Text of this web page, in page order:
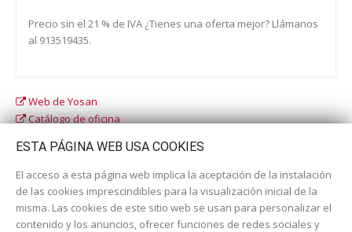
Precio sin el 21 % de IVA ¿Tienes una oferta mejor? Llámanos
al 913519435.
Web de Yosan
Catálogo de oficina
ESTA PÁGINA WEB USA COOKIES
El acceso a esta página web implica la aceptación de la instalación
de las cookies imprescindibles para la visualización inicial de la
misma. Las cookies de este sitio web se usan para personalizar el
contenido y los anuncios, ofrecer funciones de redes sociales y